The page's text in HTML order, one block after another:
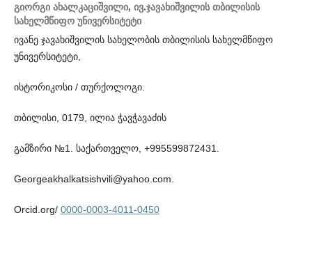
გიორგი ახალკაციშვილი, ივ.ჯავახიშვილის თბილისის
სახელმწიფო უნივერსიტეტი
ივანე ჯავახიშვილის სახელობის თბილისის სახელმწიფო
უნივერსიტეტი,
ისტორიკოსი / თურქოლოგი.
თბილისი, 0179, ილია ჭავჭავაძის
გამზირი №1. საქართველო, +995599872431.
Georgeakhalkatsishvili@yahoo.com.
Orcid.org/ 0000-0003-4011-0450